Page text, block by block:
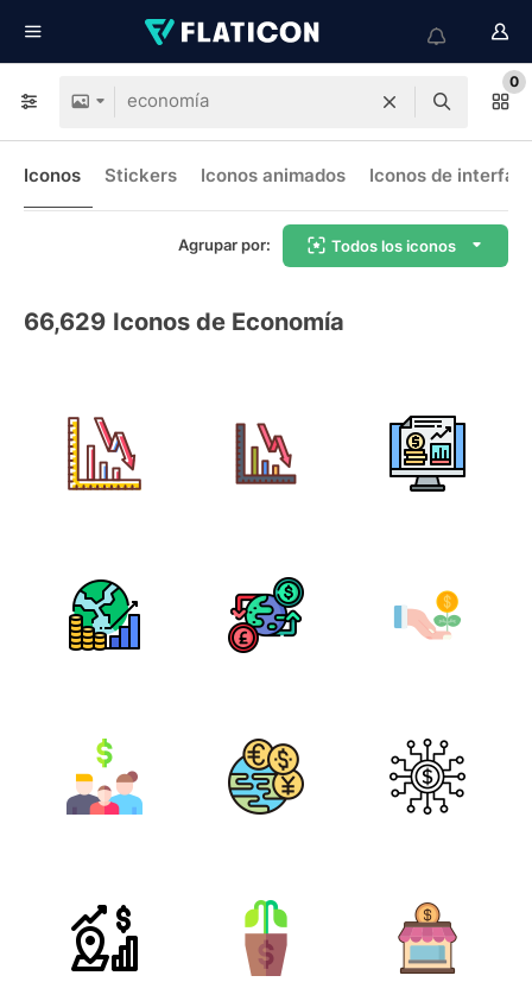
0
Iconos Stickers Iconos animados Iconos de interfaz
Agrupar por: Todos los iconos
66,629 Iconos de Economía